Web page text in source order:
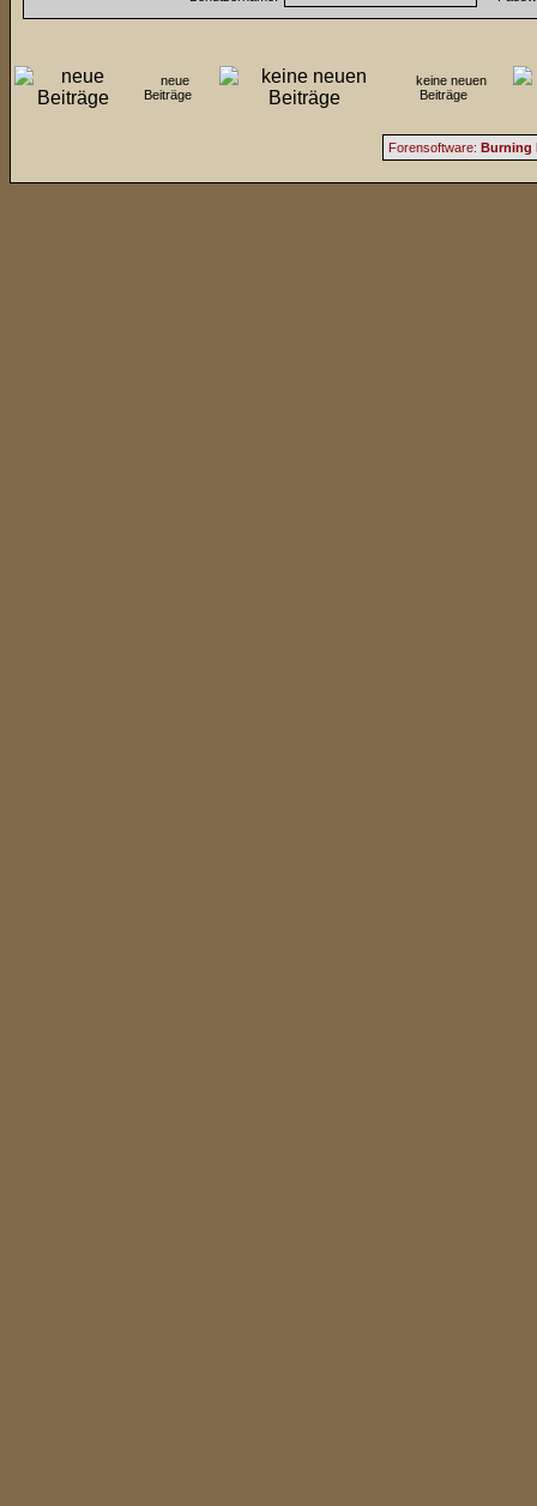
neue
Beiträge
keine neuen
Beiträge
Forensoftware: Burning